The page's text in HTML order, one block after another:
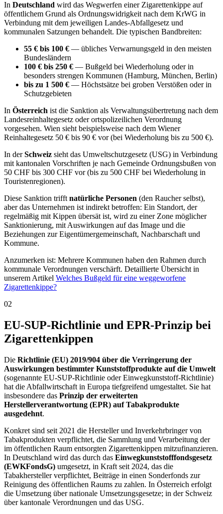
In Deutschland wird das Wegwerfen einer Zigarettenkippe auf
öffentlichem Grund als Ordnungswidrigkeit nach dem KrWG in
Verbindung mit dem jeweiligen Landes-Abfallgesetz und
kommunalen Satzungen behandelt. Die typischen Bandbreiten:
55 € bis 100 € — übliches Verwarnungsgeld in den meisten
Bundesländern
100 € bis 250 € — Bußgeld bei Wiederholung oder in
besonders strengen Kommunen (Hamburg, München, Berlin)
bis zu 1 500 € — Höchstsätze bei groben Verstößen oder in
Schutzgebieten
In Österreich ist die Sanktion als Verwaltungsübertretung nach dem
Landesreinhaltegesetz oder ortspolizeilichen Verordnung
vorgesehen. Wien sieht beispielsweise nach dem Wiener
Reinhaltegesetz 50 € bis 90 € vor (bei Wiederholung bis zu 500 €).
In derSchweiz sieht das Umweltschutzgesetz (USG) in Verbindung
mit kantonalen Vorschriften je nach Gemeinde Ordnungsbußen von
50 CHF bis 300 CHF vor (bis zu 500 CHF bei Wiederholung in
Touristenregionen).
Diese Sanktion trifftnatürliche Personen (den Raucher selbst),
aber das Unternehmen ist indirekt betroffen: Ein Standort, der
regelmäßig mit Kippen übersät ist, wird zu einer Zone möglicher
Sanktionierung, mit Auswirkungen auf das Image und die
Beziehungen zur Eigentümergemeinschaft, Nachbarschaft und
Kommune.
Anzumerken ist: Mehrere Kommunen haben den Rahmen durch
kommunale Verordnungen verschärft. Detaillierte Übersicht in
unserem Artikel Welches Bußgeld für eine weggeworfene
Zigarettenkippe?
02
EU-SUP-Richtlinie und EPR-Prinzip bei
Zigarettenkippen
Die Richtlinie (EU) 2019/904 über die Verringerung der
Auswirkungen bestimmter Kunststoffprodukte auf die Umwelt
(sogenannte EU-SUP-Richtlinie oder Einwegkunststoff-Richtlinie)
hat die Abfallwirtschaft in Europa tiefgreifend umgestaltet. Sie hat
insbesondere das Prinzip der erweiterten
Herstellerverantwortung (EPR) auf Tabakprodukte
ausgedehnt.
Konkret sind seit 2021 die Hersteller und Inverkehrbringer von
Tabakprodukten verpflichtet, die Sammlung und Verarbeitung der
im öffentlichen Raum entsorgten Zigarettenkippen mitzufinanzieren.
In Deutschland wird das durch das Einwegkunststofffondsgesetz
(EWKFondsG) umgesetzt, in Kraft seit 2024, das die
Tabakhersteller verpflichtet, Beiträge in einen Sonderfonds zur
Reinigung des öffentlichen Raums zu zahlen. In Österreich erfolgt
die Umsetzung über nationale Umsetzungsgesetze; in der Schweiz
über kantonale Verordnungen und das USG.